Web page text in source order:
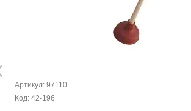
Артикул: 97110
Код: 42-196